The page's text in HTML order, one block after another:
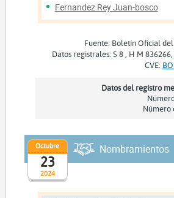
Fernandez Rey Juan-bosco
Fuente: Boletín Oficial
Datos registrales: S 8 , H M
CVE:
Datos del registro
Número
2024
Octubre
23
Nombramientos